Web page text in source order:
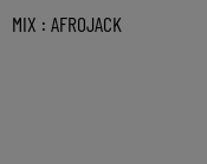
MIX : AFROJACK